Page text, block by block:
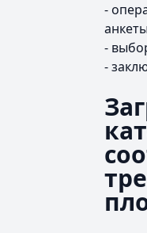
-
анкеты
-
-